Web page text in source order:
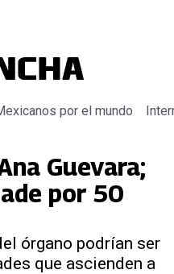
por el mundo
Guevara;
por 50
órgano podrían ser
que ascienden a